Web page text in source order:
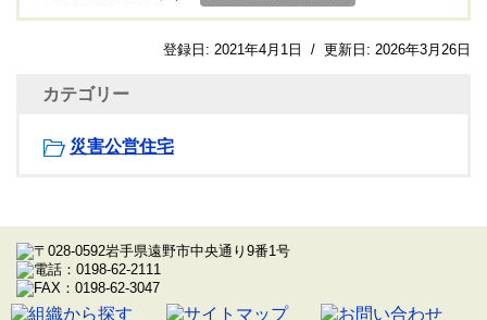
登録日: 2021年4月1日 / 更新日: 2026年3月26日
カテゴリー
災害公営住宅